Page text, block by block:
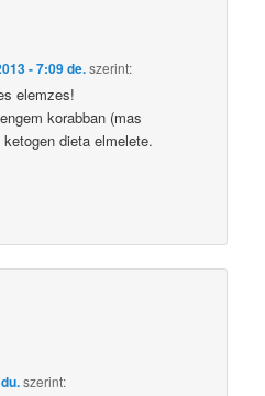
- 7:09 de.szerint:
elemzes!
korabban (mas
dieta elmelete.
szerint: